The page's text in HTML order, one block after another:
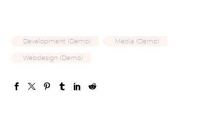
Development (Demo) Media (Demo)
Webdesign (Demo)